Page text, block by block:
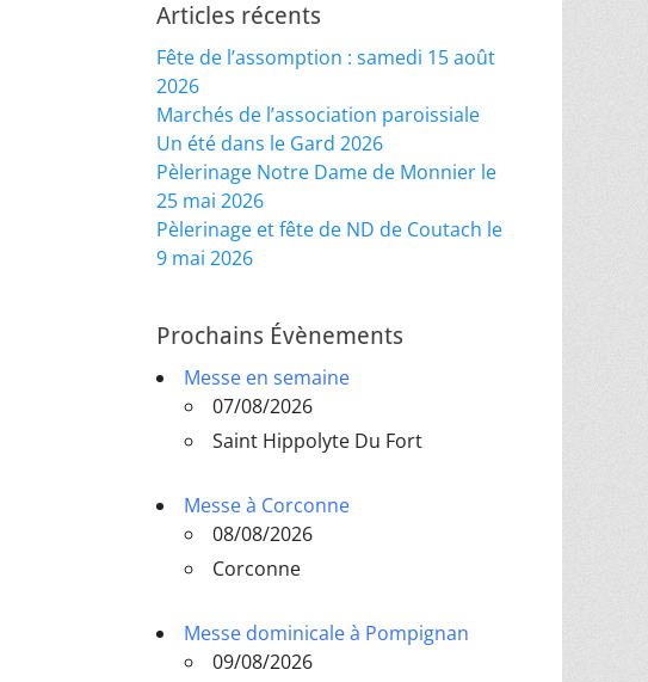
Articles récents
Fête de l’assomption : samedi 15 août
2026
Marchés de l’association paroissiale
Un été dans le Gard 2026
Pèlerinage Notre Dame de Monnier le
25 mai 2026
Pèlerinage et fête de ND de Coutach le
9 mai 2026
Prochains Évènements
Messe en semaine
07/08/2026
Saint Hippolyte Du Fort
Messe à Corconne
08/08/2026
Corconne
Messe dominicale à Pompignan
09/08/2026